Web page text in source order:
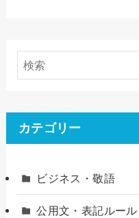
カテゴリー
ビジネス・敬語
公用文・表記ルール